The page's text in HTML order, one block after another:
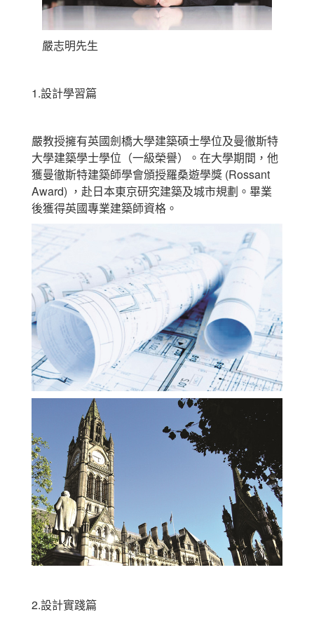
嚴志明先生
1.設計學習篇
嚴教授擁有英國劍橋大學建築碩士學位及曼徹斯特
大學建築學士學位（一級榮譽）。在大學期間，他
獲曼徹斯特建築師學會頒授羅桑遊學獎 (Rossant
Award) ，赴日本東京研究建築及城市規劃。畢業
後獲得英國專業建築師資格。
2.設計實踐篇